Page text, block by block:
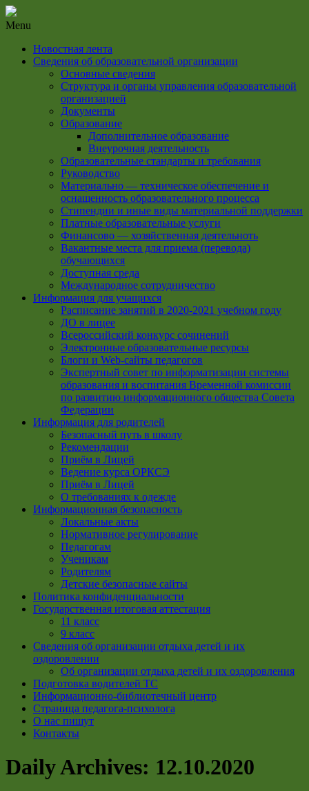
Menu
Новостная лента
Сведения об образовательной организации
Основные сведения
Структура и органы управления образовательной
организацией
Документы
Образование
Дополнительное образование
Внеурочная деятельность
Образовательные стандарты и требования
Руководство
Материально — техническое обеспечение и
оснащенность образовательного процесса
Стипендии и иные виды материальной поддержки
Платные образовательные услуги
Финансово — хозяйственная деятельноть
Вакантные места для приема (перевода)
обучающихся
Доступная среда
Международное сотрудничество
Информация для учащихся
Расписание занятий в 2020-2021 учебном году
ДО в лицее
Всероссийский конкурс сочинений
Электронные образовательные ресурсы
Блоги и Web-сайты педагогов
Экспертный совет по информатизации системы
образования и воспитания Временной комиссии
по развитию информационного общества Совета
Федерации
Информация для родителей
Безопасный путь в школу
Рекомендации
Приём в Лицей
Ведение курса ОРКСЭ
Приём в Лицей
О требованиях к одежде
Информационная безопасность
Локальные акты
Нормативное регулирование
Педагогам
Ученикам
Родителям
Детские безопасные сайты
Политика конфиденциальности
Государственная итоговая аттестация
11 класс
9 класс
Сведения об организации отдыха детей и их
оздоровлении
Об организации отдыха детей и их оздоровления
Подготовка водителей ТС
Информационно-библиотечный центр
Страница педагога-психолога
О нас пишут
Контакты
Daily Archives: 12.10.2020